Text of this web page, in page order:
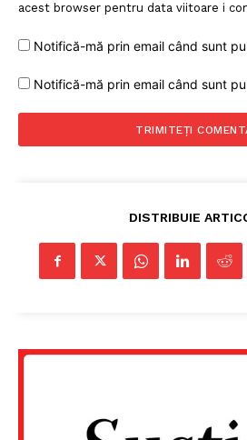
Proiecte editoriale
Contact
acest browser pentru data viitoare i
Notifică-mă prin email când sunt
Notifică-mă prin email când sunt
DISTRIBUIE